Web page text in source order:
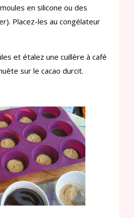
en silicone ou des
Placez-les au congélateur
et étalez une cuillère à café
sur le cacao durcit.